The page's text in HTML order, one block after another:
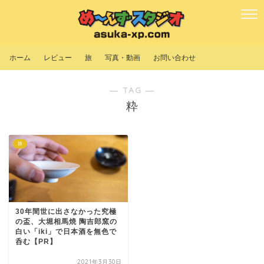
ホーム レビュー 旅 写真・動画 お問い合わせ
― TAG ―
粋
旅
30年間世に出さなかった究極
の盃、大堀相馬焼 陶吉郎窯の
白い「iki」で日本酒を無色で
呑む【PR】
2021年3月30日